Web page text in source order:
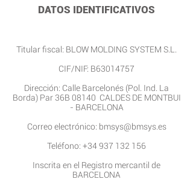
DATOS IDENTIFICATIVOS
Titular fiscal: BLOW MOLDING SYSTEM S.L.
CIF/NIF: B63014757
Dirección: Calle Barcelonés (Pol. Ind. La
Borda) Par 36B 08140 CALDES DE MONTBUI
- BARCELONA
Correo electrónico: bmsys@bmsys.es
Teléfono: +34937 132 156
Inscrita en el Registro mercantil de
BARCELONA